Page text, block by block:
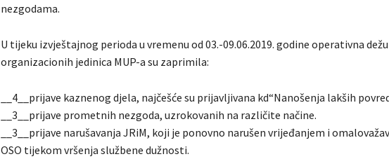
nezgodama.
U tijeku izvještajnog perioda u vremenu od 03.-09.06.2019. godine operativna
organizacionih jedinica MUP-a su zaprimila:
__4__prijave kaznenog djela, najčešće su prijavljivana kd“Nanošenja lakših
__3__prijave prometnih nezgoda, uzrokovanih na različite načine.
__3__prijave narušavanja JRiM, koji je ponovno narušen vrijeđanjem i
OSO tijekom vršenja službene dužnosti.